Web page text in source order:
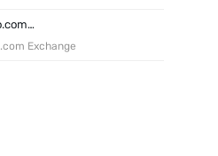
Crypto.com Exchange
Exchange